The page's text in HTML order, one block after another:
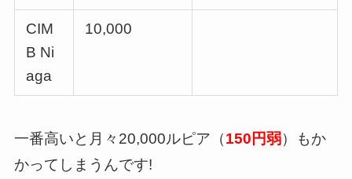
CIM
B Ni
aga
10,000
一番高いと月々20,000ルピア（150円弱）もか
かってしまうんです!